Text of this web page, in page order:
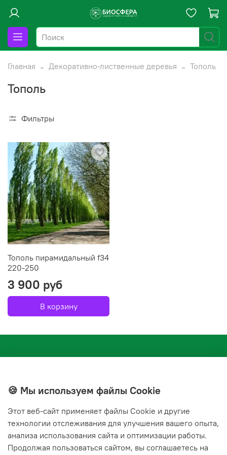
Главная Декоративно-лиственные деревья Тополь
Тополь
Фильтры
Тополь пирамидальный f34
220-250
3 900 руб
В корзину
+7(843) 210-20-24
🍪 Мы используем файлы Cookie
Этот веб‑сайт применяет файлы Cookie и другие
технологии отслеживания для улучшения вашего опыта,
анализа использования сайта и оптимизации работы.
Продолжая пользоваться сайтом, вы соглашаетесь на